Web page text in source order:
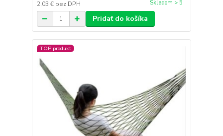
2,03 € bez DPH Skladom > 5
Pridať do košíka
TOP produkt